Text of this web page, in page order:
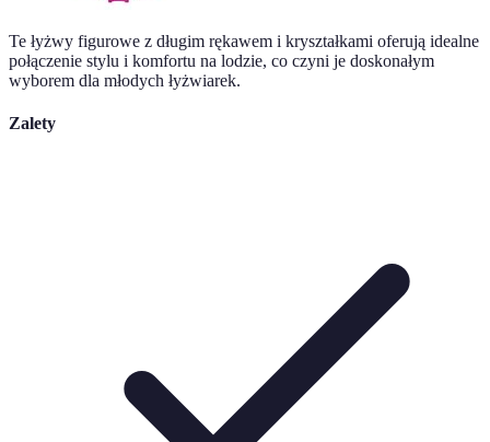
Te łyżwy figurowe z długim rękawem i kryształkami oferują idealne
połączenie stylu i komfortu na lodzie, co czyni je doskonałym
wyborem dla młodych łyżwiarek.
Zalety